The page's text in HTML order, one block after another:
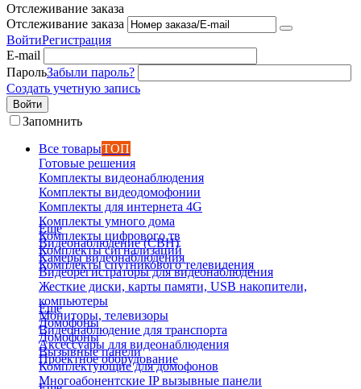
Отслеживание заказа
Отслеживание заказа
ВойтиРегистрация
E-mail
ПарольЗабыли пароль?
Создать учетную запись
Войти
Запомнить
Все товарыТОП
Готовые решения
Комплекты видеонаблюдения
Комплекты видеодомофонии
Комплекты для интернета 4G
Комплекты умного дома
Комплекты цифрового тв
Комплекты сигнализаций
Комплекты спутникового телевидения
Еще
Видеонаблюдение (СВН)
Камеры видеонаблюдения
Видеорегистраторы для видеонаблюдения
Жесткие диски, карты памяти, USB накопители,
компьютеры
Мониторы, телевизоры
Видеонаблюдение для транспорта
Аксессуары для видеонаблюдения
Проектное оборудование
Еще
Домофоны
Домофоны
Вызывные панели
Комплектующие для домофонов
Многоабонентские IP вызывные панели